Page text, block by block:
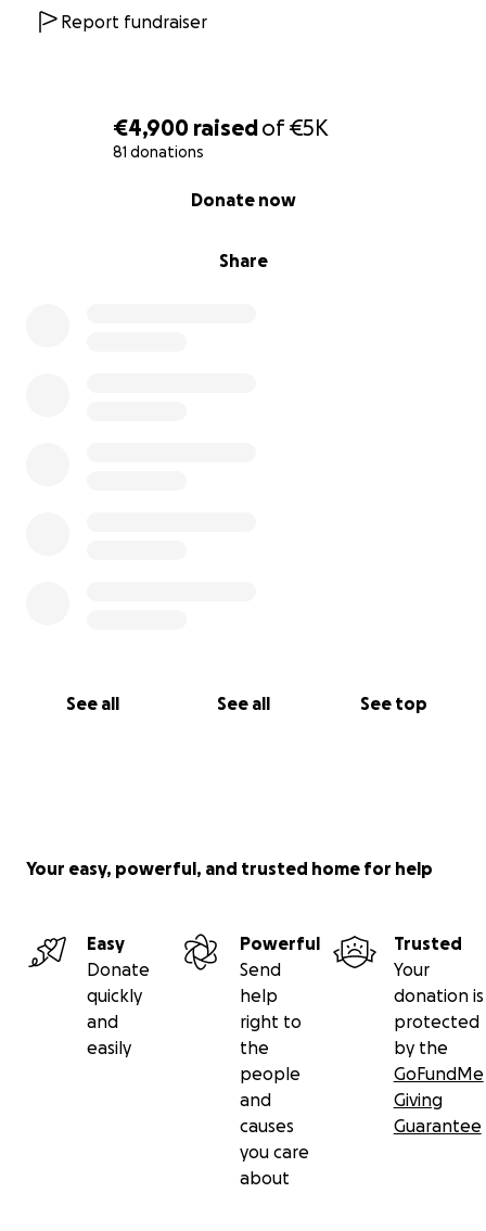
€4,900 raisedof€5K
81 donations
Share
Donate now
See all See all See top
Report fundraiser
Your easy, powerful, and trusted home for help
Easy
Donate
quickly
and
easily
Powerful
Send
help
right to
the
people
and
causes
you care
about
Trusted
Your
donation is
protected
by the
GoFundMe
Giving
Guarantee